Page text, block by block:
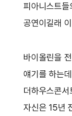
피아니스트
공연이길래
바이올린을
얘기를 하는
더하우스콘
자신은 15년